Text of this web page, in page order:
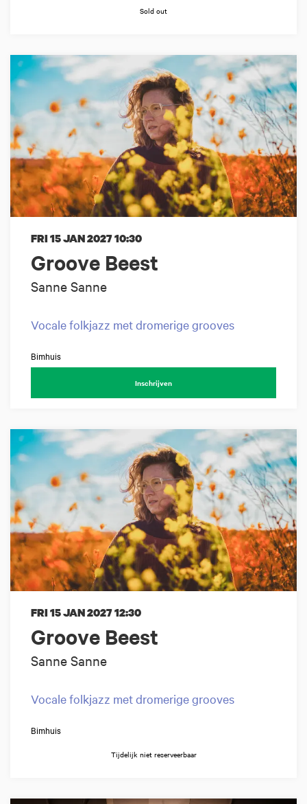
Sold out
Groove Beest
Sanne Sanne
FRI 15 JAN 202710:30
Vocale folkjazz met dromerige grooves
Bimhuis
Inschrijven
Groove Beest
Sanne Sanne
FRI 15 JAN 202712:30
Vocale folkjazz met dromerige grooves
Bimhuis
Tijdelijk niet reserveerbaar